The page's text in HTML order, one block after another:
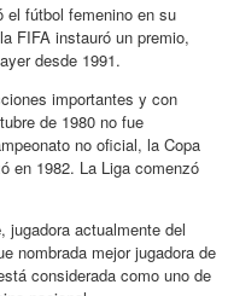
el fútbol femenino en su
FIFA instauró un premio,
desde 1991.
importantes y con
de 1980 no fue
no oficial, la Copa
en 1982. La Liga comenzó
, jugadora actualmente del
nombrada mejor jugadora de
considerada como uno de